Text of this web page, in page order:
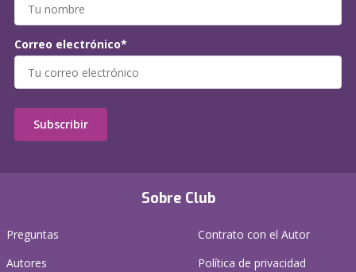
Sobre Club
Preguntas
Autores
Contrato con el Autor
Política de privacidad
Correo electrónico*
Subscribir